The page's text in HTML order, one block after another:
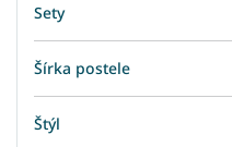
Sety
Šírka postele
Štýl